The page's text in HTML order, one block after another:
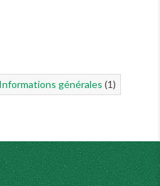
Informations générales (1)